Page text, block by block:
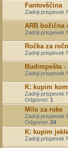
Fantovščina
Zadnji prispevek
ARB božična
Zadnji prispevek
Ročka za
Zadnji prispevek
Budimpešta -
Zadnji prispevek
K: kupim
Zadnji prispevek
Odgovori: 1
Milo za roke
Zadnji prispevek
Odgovori: 24
K: kupim
Zadnji prispevek